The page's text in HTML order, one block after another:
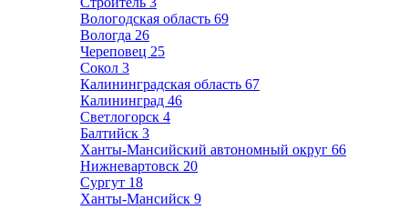
Вологодская область 69
Вологда 26
Череповец 25
Сокол 3
Калининградская область 67
Калининград 46
Светлогорск 4
Балтийск 3
Ханты-Мансийский автономный округ 66
Нижневартовск 20
Сургут 18
Ханты-Мансийск 9